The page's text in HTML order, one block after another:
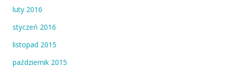
luty 2016
styczeń 2016
listopad 2015
październik 2015